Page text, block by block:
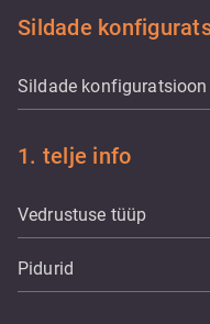
Sildade
Sildade konfiguratsioon
1. telje info
Vedrustuse tüüp
Pidurid